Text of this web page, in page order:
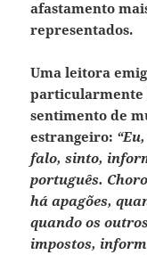
afastamento
representados.
Uma leitora
particularmente
sentimento de
estrangeiro:
falo, sinto,
português.
há apagões,
quando os
impostos,